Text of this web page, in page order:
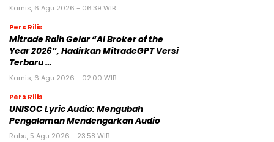
Kamis, 6 Agu 2026 - 06:39 WIB
Pers Rilis
Mitrade Raih Gelar “AI Broker of the
Year 2026”, Hadirkan MitradeGPT Versi
Terbaru …
Kamis, 6 Agu 2026 - 02:00 WIB
Pers Rilis
UNISOC Lyric Audio: Mengubah
Pengalaman Mendengarkan Audio
Rabu, 5 Agu 2026 - 23:58 WIB